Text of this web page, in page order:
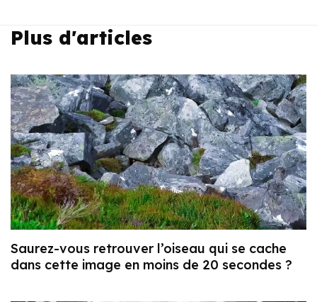
Plus d'articles
Saurez-vous retrouver l’oiseau qui se cache
dans cette image en moins de 20 secondes ?